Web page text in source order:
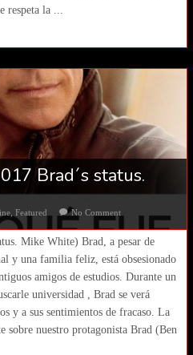
respeta la ...
Brad´s status.
, Featured No Comment
Mike White) Brad, a pesar de
y una familia feliz, está obsesionado
amigos de estudios. Durante un
universidad , Brad se verá
y a sus sentimientos de fracaso. La
sobre nuestro protagonista Brad (Ben